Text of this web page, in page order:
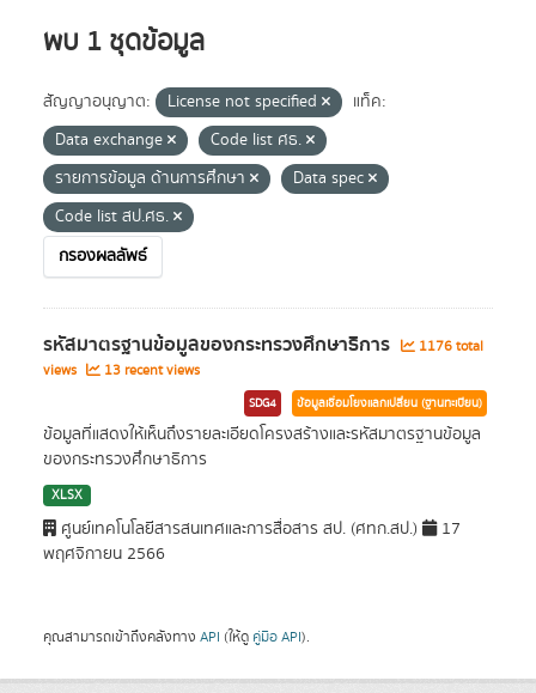
พบ 1 ชุดข้อมูล
สัญญาอนุญาต: License not specified
แท็ค:
Data exchange
Code list ศธ.
รายการข้อมูล ด้านการศึกษา
Data spec
Code list สป.ศธ.
กรองผลลัพธ์
รหัสมาตรฐานข้อมูลของกระทรวงศึกษาธิการ
1176 total
views
13 recent views
SDG4 ข้อมูลเชื่อมโยงแลกเปลี่ยน (ฐานทะเบียน)
ข้อมูลที่แสดงให้เห็นถึงรายละเอียดโครงสร้างและรหัสมาตรฐานข้อมูล
ของกระทรวงศึกษาธิการ
XLSX
ศูนย์เทคโนโลยีสารสนเทศและการสื่อสาร สป. (ศทก.สป.)
17
พฤศจิกายน 2566
คุณสามารถเข้าถึงคลังทาง API (ให้ดู คู่มือ API).